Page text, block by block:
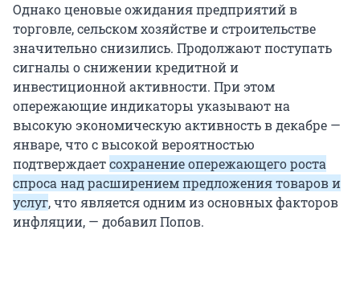
Однако ценовые ожидания предприятий в
торговле, сельском хозяйстве и строительстве
значительно снизились. Продолжают поступать
сигналы о снижении кредитной и
инвестиционной активности. При этом
опережающие индикаторы указывают на
высокую экономическую активность в декабре —
январе, что с высокой вероятностью
подтверждаетсохранение опережающего роста
спроса над расширением предложения товаров и
услуг, что является одним из основных факторов
инфляции, — добавил Попов.